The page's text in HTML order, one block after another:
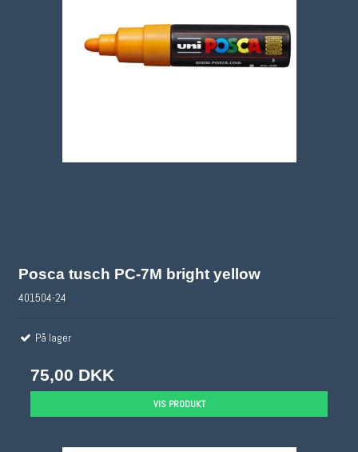
Posca tusch PC-7M bright yellow
401504-24
På lager
75,00 DKK
VIS PRODUKT